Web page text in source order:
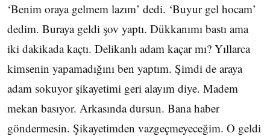
‘Benim oraya gelmem lazım’ dedi. ‘Buyur gel hocam’
dedim. Buraya geldi şov yaptı. Dükkanımı bastı ama
iki dakikada kaçtı. Delikanlı adam kaçar mı? Yıllarca
kimsenin yapamadığını ben yaptım. Şimdi de araya
adam sokuyor şikayetimi geri alayım diye. Madem
mekan basıyor. Arkasında dursun. Bana haber
göndermesin. Şikayetimden vazgeçmeyeceğim. O geldi